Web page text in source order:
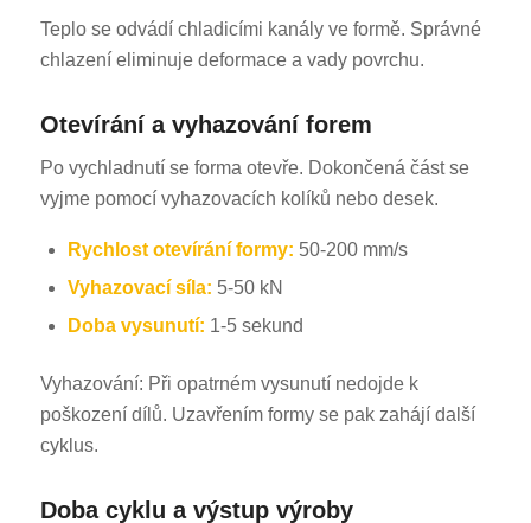
Teplo se odvádí chladicími kanály ve formě. Správné
chlazení eliminuje deformace a vady povrchu.
Otevírání a vyhazování forem
Po vychladnutí se forma otevře. Dokončená část se
vyjme pomocí vyhazovacích kolíků nebo desek.
Rychlost otevírání formy: 50-200 mm/s
Vyhazovací síla: 5-50 kN
Doba vysunutí: 1-5 sekund
Vyhazování: Při opatrném vysunutí nedojde k
poškození dílů. Uzavřením formy se pak zahájí další
cyklus.
Doba cyklu a výstup výroby